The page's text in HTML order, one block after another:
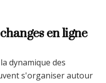
en ligne
dynamique des
s'organiser autour